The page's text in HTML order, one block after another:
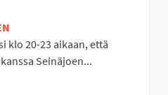
klo 20-23 aikaan, että
Seinäjoen...
Koko Seinäjoki